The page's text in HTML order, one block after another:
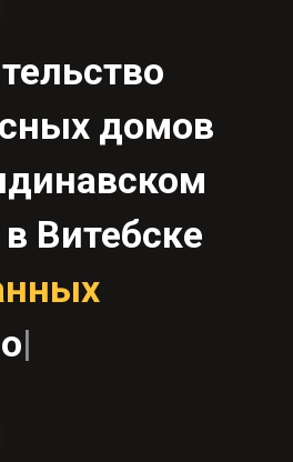
домов
Витебске